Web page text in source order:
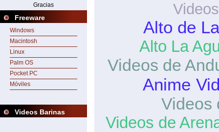
Gracias
Freeware
Windows
Macintosh
Linux
Palm OS
Pocket PC
Móviles
Videos Barinas
Alto de
Alto La
Videos de
Anime
Videos
Videos de